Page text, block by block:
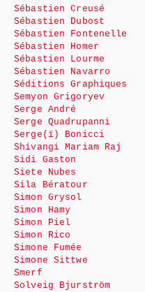
Sébastien Creusé
Sébastien Dubost
Sébastien Fontenelle
Sébastien Homer
Sébastien Lourme
Sébastien Navarro
Séditions Graphiques
Semyon Grigoryev
Serge André
Serge Quadrupanni
Serge(ï) Bonicci
Shivangi Mariam Raj
Sidi Gaston
Siete Nubes
Sila Bératour
Simon Grysol
Simon Hamy
Simon Piel
Simon Rico
Simone Fumée
Simone Sittwe
Smerf
Solveig Bjurström